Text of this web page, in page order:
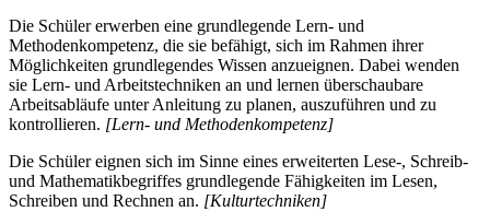
Die Schüler erwerben eine grundlegende Lern- und
Methodenkompetenz, die sie befähigt, sich im Rahmen ihrer
Möglichkeiten grundlegendes Wissen anzueignen. Dabei wenden
sie Lern- und Arbeitstechniken an und lernen überschaubare
Arbeitsabläufe unter Anleitung zu planen, auszuführen und zu
kontrollieren. [Lern- und Methodenkompetenz]
Die Schüler eignen sich im Sinne eines erweiterten Lese-, Schreib-
und Mathematikbegriffes grundlegende Fähigkeiten im Lesen,
Schreiben und Rechnen an. [Kulturtechniken]